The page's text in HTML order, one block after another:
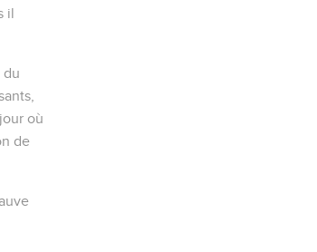
il
du
où
de